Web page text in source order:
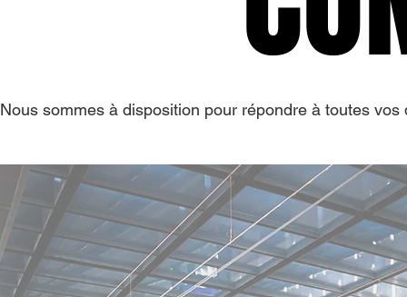
Nous sommes à disposition pour répondre à toutes